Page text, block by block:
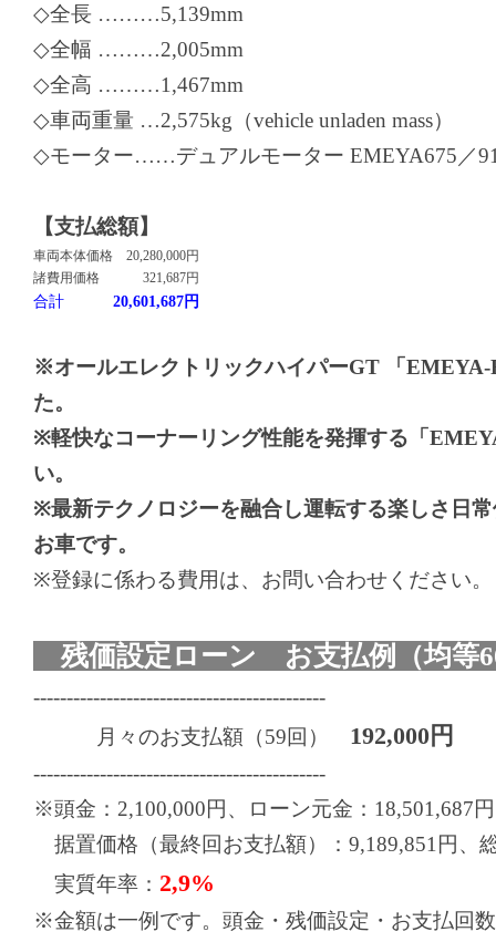
◇全長 ………5,139mm
◇全幅 ………2,005mm
◇全高 ………1,467mm
◇車両重量 …2,575kg（vehicle unladen mass）
◇モーター……デュアルモーター EMEYA675／
【支払総額】
車両本体価格
20,280,000円
諸費用価格
321,687円
合計 20,601,687円
※オールエレクトリックハイパーGT 「EMEYA-
た。
※軽快なコーナーリング性能を発揮する「
い。
※最新テクノロジーを融合し運転する楽しさ日
お車です。
※登録に係わる費用は、お問い合わせください。
残価設定ローン お支払例（均等
--------------------------------------------
月々のお支払額（59回） 192,000円
--------------------------------------------
※頭金：2,100,000円、ローン元金：18,501,687円
据置価格（最終回お支払額）：9,189,851円、
実質年率： 2,9%
※金額は一例です。頭金・残価設定・お支払回